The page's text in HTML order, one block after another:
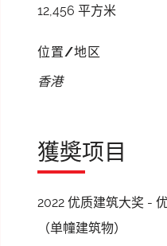
12,456 平方米
位置/地区
香港
獲奬项目
2022 优质建筑大奖 -
（单幢建筑物）